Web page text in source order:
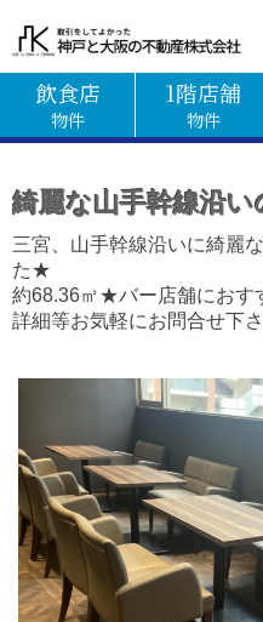
飲食店
物件
1階店舗
物件
綺麗な山手幹線沿
三宮、山手幹線沿いに綺麗
た★
約68.36㎡★バー店舗におす
詳細等お気軽にお問合せ下